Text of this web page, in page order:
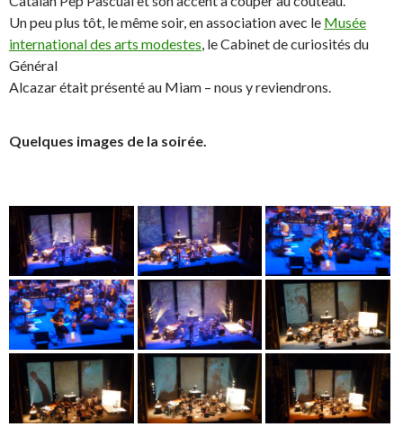
Un peu plus tôt, le même soir, en association avec le Musée
international des arts modestes, le Cabinet de curiosités du
Général
Alcazar était présenté au Miam – nous y reviendrons.
Quelques images de la soirée.